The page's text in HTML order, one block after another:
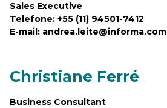
Sales Executive
Telefone: +55 (11) 94501-7412
E-mail: andrea.leite@informa.com
Christiane Ferré
Business Consultant